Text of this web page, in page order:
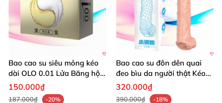
Bao cao su siêu mỏng kéo
dài OLO 0.01 Lửa Băng hộp
10 cái
150.000₫
187.000₫
-20%
Bao cao su đôn dên quai
đeo bìu da người thật Kéo
dài thời gian yêu
320.000₫
390.000₫
-18%